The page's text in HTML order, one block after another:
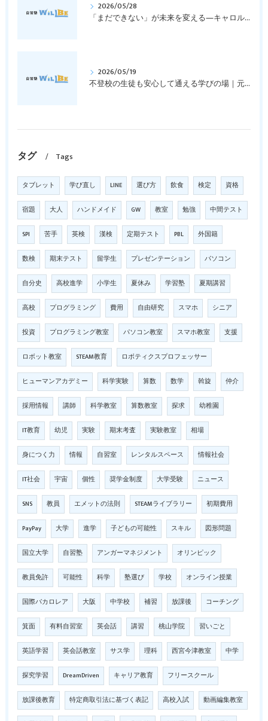
2026/05/28
「まだできない」が未来を変える―キャロル・ドゥエックの成長マインドセットとは？｜元中学高校教員で私立学校の放課後校内塾を経営する西宮・今津の習いごと教室＆自習塾WillBe
2026/05/19
不登校の生徒も安心して通える学びの場｜元中学高校教員で私立学校の放課後校内塾を経営する西宮・今津の習いごと教室＆自習塾WillBe
タグ Tags
タブレット 学び直し LINE 選び方 飲食 検定 資格
宿題 大人 ハンドメイド GW 教室 勉強 中間テスト
SPI 苦手 英検 漢検 定期テスト PBL 外国籍
数検 期末テスト 留学生 プレゼンテーション パソコン
自分史 高校進学 小学生 夏休み 学習塾 夏期講習
高校 プログラミング 費用 自由研究 スマホ シニア
投資 プログラミング教室 パソコン教室 スマホ教室 支援
ロボット教室 STEAM教育 ロボティクスプロフェッサー
ヒューマンアカデミー 科学実験 算数 数学 斡旋 仲介
採用情報 講師 科学教室 算数教室 探求 幼稚園
IT教育 幼児 実験 期末考査 実験教室 相場
身につく力 情報 自習室 レンタルスペース 情報社会
IT社会 宇宙 個性 奨学金制度 大学受験 ニュース
SNS 教員 エメットの法則 STEAMライブラリー 初期費用
PayPay 大学 進学 子どもの可能性 スキル 図形問題
国立大学 自習塾 アンガーマネジメント オリンピック
教員免許 可能性 科学 塾選び 学校 オンライン授業
国際バカロレア 大阪 中学校 補習 放課後 コーチング
箕面 有料自習室 英会話 講習 桃山学院 習いごと
英語学習 英会話教室 サス学 理科 西宮今津教室 中学
探究学習 DreamDriven キャリア教育 フリースクール
放課後教育 特定商取引法に基づく表記 高校入試 動画編集教室